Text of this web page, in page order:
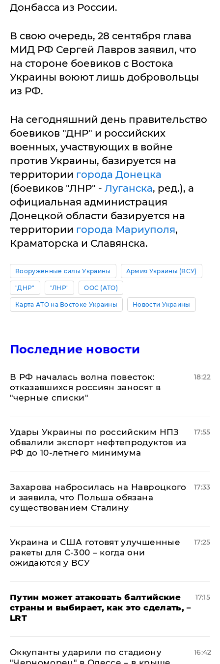
Донбасса из России.
В свою очередь, 28 сентября глава
МИД РФ Сергей Лавров заявил, что
на стороне боевиков с Востока
Украины воюют лишь добровольцы
из РФ.
На сегодняшний день правительство
боевиков "ДНР" и российских
военных, участвующих в войне
против Украины, базируется на
территории города Донецка
(боевиков "ЛНР" - Луганска, ред.), а
официальная администрация
Донецкой области базируется на
территории города Мариуполя,
Краматорска и Славянска.
Вооруженные силы Украины Армия Украины (ВСУ)
"ДНР" "ЛНР" ООС (АТО)
Карта АТО на Востоке Украины Новости Украины
Последние новости
​В РФ началась волна повесток:
отказавшихся россиян заносят в
"черные списки"
18:22
Удары Украины по российским НПЗ
обвалили экспорт нефтепродуктов из
РФ до 10-летнего минимума
17:55
​Захарова набросилась на Навроцкого
и заявила, что Польша обязана
существованием Сталину
17:33
Украина и США готовят улучшенные
ракеты для С-300 – когда они
ожидаются у ВСУ
17:25
Путин может атаковать балтийские
страны и выбирает, как это сделать, –
LRT
17:15
Оккупанты ударили по стадиону
16:42